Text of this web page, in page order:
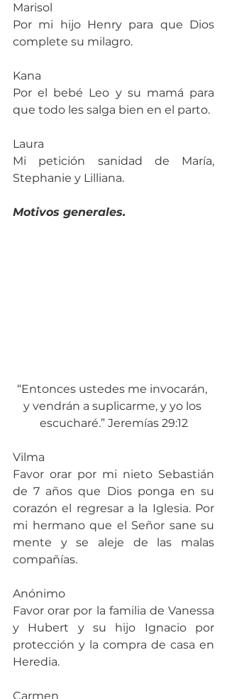
Marisol
Por mi hijo Henry para que Dios
complete su milagro.
Kana
Por el bebé Leo y su mamá para
que todo les salga bien en el parto.
Laura
Mi petición sanidad de María,
Stephanie y Lilliana.
Motivos generales.
“Entonces ustedes me invocarán,
y vendrán a suplicarme, y yo los
escucharé.” Jeremías 29:12
Vilma
Favor orar por mi nieto Sebastián
de 7 años que Dios ponga en su
corazón el regresar a la Iglesia. Por
mi hermano que el Señor sane su
mente y se aleje de las malas
compañías.
Anónimo
Favor orar por la familia de Vanessa
y Hubert y su hijo Ignacio por
protección y la compra de casa en
Heredia.
Carmen